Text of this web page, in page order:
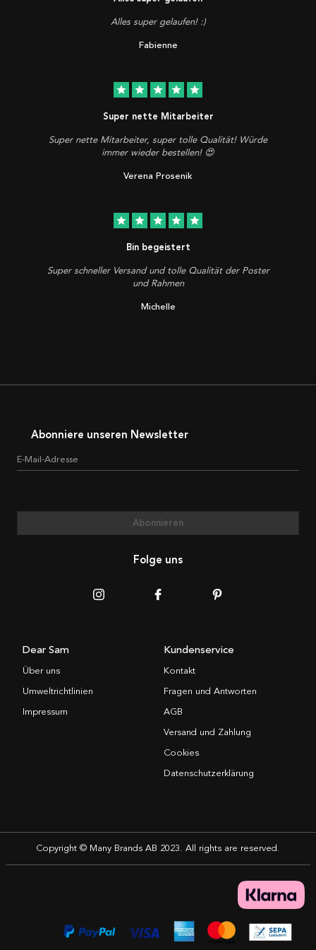
Alles super gelaufen! :)
Fabienne
star star star star star
Super nette Mitarbeiter
Super nette Mitarbeiter, super tolle Qualität! Würde
immer wieder bestellen! 😍
Verena Prosenik
star star star star star
Bin begeistert
Super schneller Versand und tolle Qualität der Poster
und Rahmen
Michelle
Abonniere unseren Newsletter
E-Mail-Adresse
Abonnieren
Folge uns
Dear Sam
Über uns
Umweltrichtlinien
Impressum
Kundenservice
Kontakt
Fragen und Antworten
AGB
Versand und Zahlung
Cookies
Datenschutzerklärung
Copyright © Many Brands AB 2023. All rights are reserved.